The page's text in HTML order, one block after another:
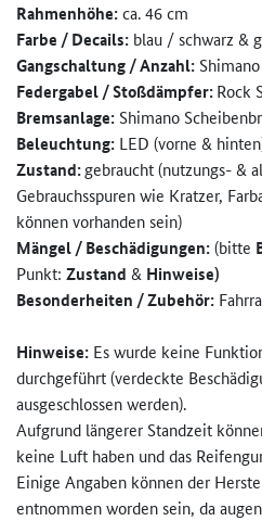
Rahmenhöhe:ca. 46 cm
Farbe / Decails: blau / schwarz &
Gangschaltung / Anzahl:
Federgabel / Stoßdämpfer:Rock
Bremsanlage: Shimano
Beleuchtung: LED (vorne &
Zustand:gebraucht (nutzungs- &
Gebrauchsspuren wie Kratzer,
können vorhanden sein)
Mängel / Beschädigungen:(bitte
Punkt: Zustand & Hinweise)
Besonderheiten / Zubehör:
Hinweise: Es wurde keine
durchgeführt (verdeckte
ausgeschlossen werden).
Aufgrund längerer Standzeit
keine Luft haben und das
Einige Angaben können der
entnommen worden sein, da